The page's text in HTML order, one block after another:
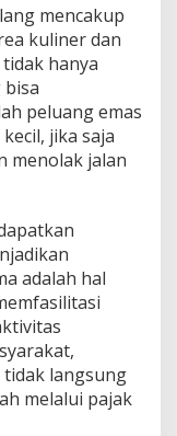
mencakup
kuliner dan
hanya
bisa
peluang emas
jika saja
menolak jalan
adalah hal
tidak langsung
melalui pajak